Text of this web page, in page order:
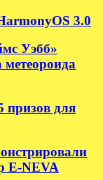
3.0
Уэбб»
метеороида
призов для
E-NEVA